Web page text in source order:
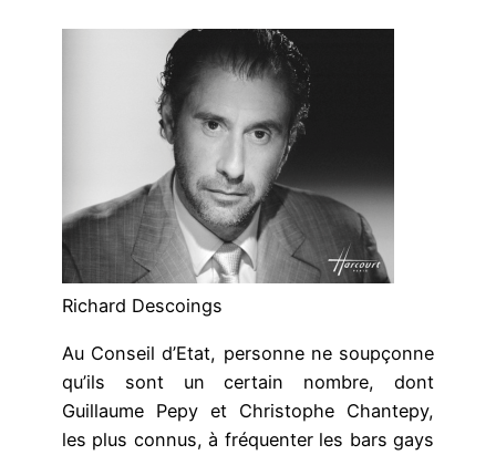
Richard Descoings
Au Conseil d’Etat, personne ne soupçonne
qu’ils sont un certain nombre, dont
Guillaume Pepy et Christophe Chantepy,
les plus connus, à fréquenter les bars gays